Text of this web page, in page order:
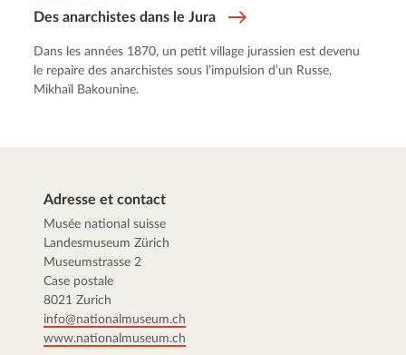
Des anarchistes dans le Jura
Dans les années 1870, un petit village jurassien est devenu
le repaire des anarchistes sous l’impulsion d’un Russe,
Mikhaïl Bakounine.
Adresse et contact
Musée national suisse
Landesmuseum Zürich
Museumstrasse 2
Case postale
8021 Zurich
info@nationalmuseum.ch
www.nationalmuseum.ch